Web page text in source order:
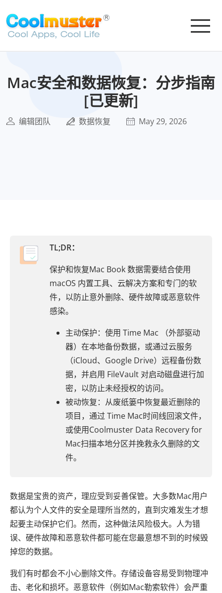
Mac安全和数据恢复：分步指南
[已更新]
编辑团队 数据恢复 May 29, 2026
TL;DR：
保护和恢复Mac Book 数据需要结合使用
macOS 内置工具、云解决方案和专门的软
件，以防止意外删除、硬件故障或恶意软件
感染。
主动保护：使用 Time Mac （外部驱动
器）在本地备份数据，或通过云服务
（iCloud、Google Drive）远程备份数
据，并启用 FileVault 对启动磁盘进行加
密，以防止未经授权的访问。
被动恢复：从废纸篓中恢复最近删除的
项目，通过 Time Mac时间线回滚文件，
或使用Coolmuster Data Recovery for
Mac扫描本地分区并挽救永久删除的文
件。
数据是宝贵的资产，理应受到妥善保管。大多数Mac用户
都认为个人文件的安全是理所当然的，直到灾难发生才想
起要主动保护它们。然而，这种做法风险极大。人为错
误、硬件故障和恶意软件都可能在您最意想不到的时候毁
掉您的数据。
我们有时都会不小心删除文件。存储设备容易受到物理冲
击、老化和损坏。恶意软件（例如Mac勒索软件）会严重